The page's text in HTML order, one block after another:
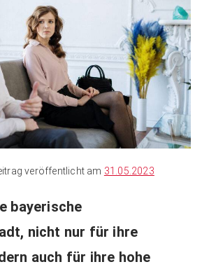
veröffentlicht am 31.05.2023
bayerische
nicht nur für ihre
auch für ihre hohe